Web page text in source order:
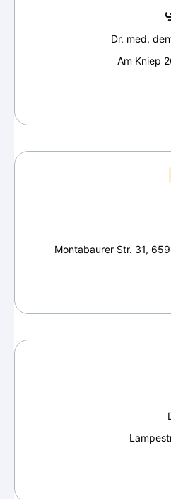
Dr. med.
Am Kniep
Montabaurer Str. 31,